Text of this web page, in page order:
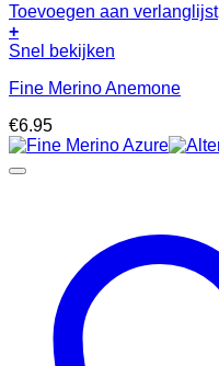
Toevoegen aan verlanglijst
+
Snel bekijken
Fine Merino Anemone
€6.95